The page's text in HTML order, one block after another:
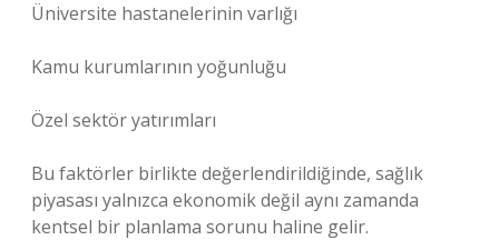
Üniversite hastanelerinin varlığı
Kamu kurumlarının yoğunluğu
Özel sektör yatırımları
Bu faktörler birlikte değerlendirildiğinde, sağlık
piyasası yalnızca ekonomik değil aynı zamanda
kentsel bir planlama sorunu haline gelir.